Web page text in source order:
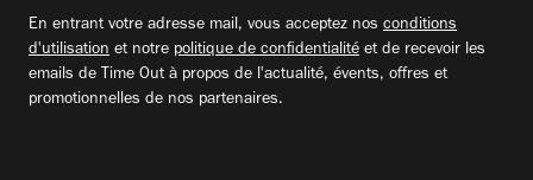
En entrant votre adresse mail, vous acceptez nos conditions
d'utilisation et notre politique de confidentialité et de recevoir les
emails de Time Out à propos de l'actualité, évents, offres et
promotionnelles de nos partenaires.